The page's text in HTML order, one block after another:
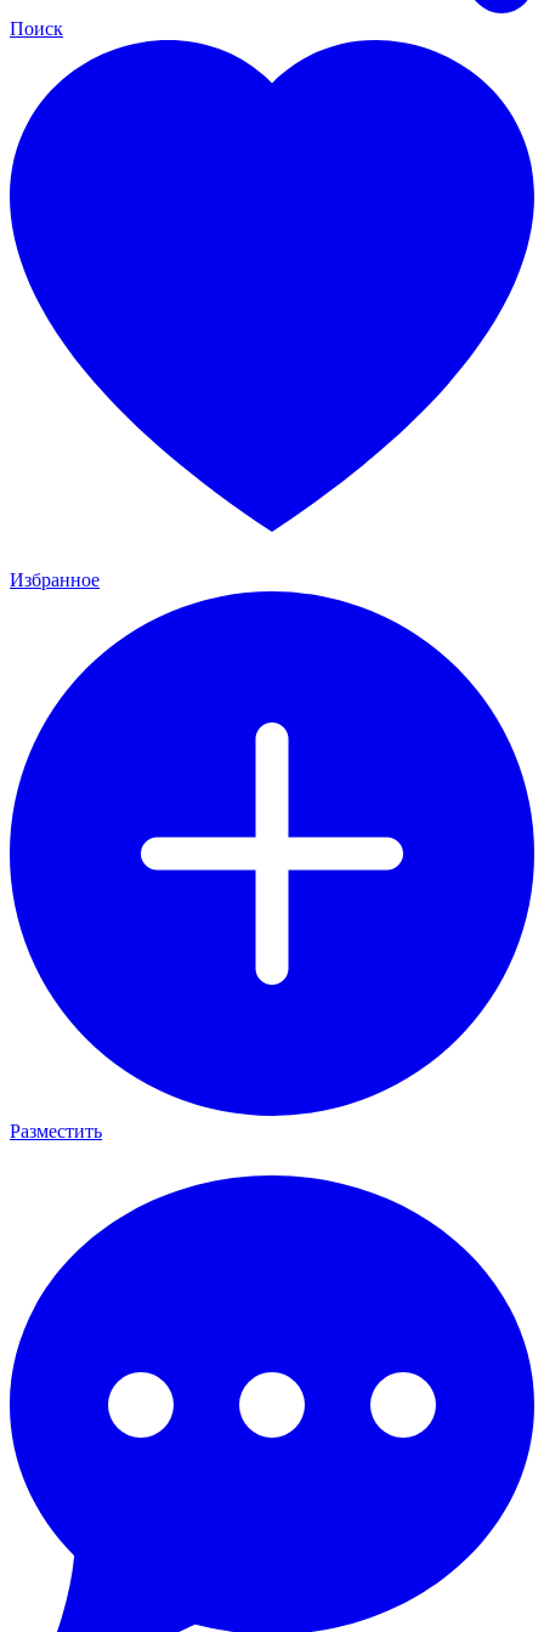
Поиск
Избранное
Разместить